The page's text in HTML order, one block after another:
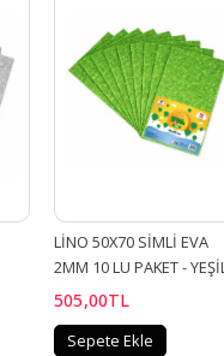
LİNO 50X70 SİMLİ EVA
2MM 10 LU PAKET - YEŞİL
505,00TL
Sepete Ekle